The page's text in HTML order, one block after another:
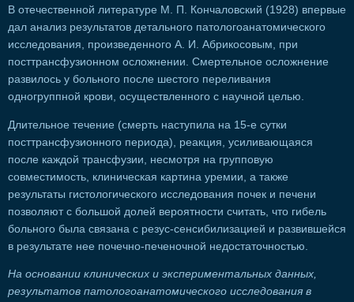
В отечественной литературе М. П. Кончаловский (1928) впервые
дал анализ результатов детального патологоанатомического
исследования, произведенного А. И. Абрикосовым, при
посттрансфузионном осложнении. Смертельное осложнение
развилось у больного после шестого переливания
одногруппной крови, осуществленного с научной целью.
Длительное течение (смерть наступила на 15-е сутки
посттрансфузионного периода), реакция, усиливающаяся
после каждой трансфузии, несмотря на групповую
совместимость, клиническая картина уремии, а также
результаты гистологического исследования почек и печени
позволяют с большой долей вероятности считать, что гибель
больного была связана с резус-сенсибилизацией и развившейся
в результате нее почечно-печеночной недостаточностью.
На основании клинических и экспериментальных данных,
результатов патологоанатомического исследования в